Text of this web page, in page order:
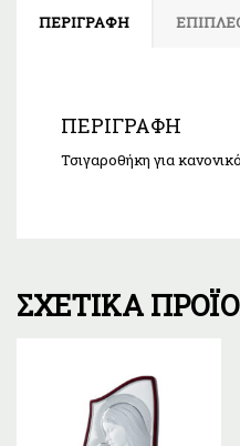
ΠΕΡΙΓΡΑΦΉ
ΠΕΡΙΓΡΑΦΉ
Τσιγαροθήκη για
ΣΧΕΤΙΚΆ